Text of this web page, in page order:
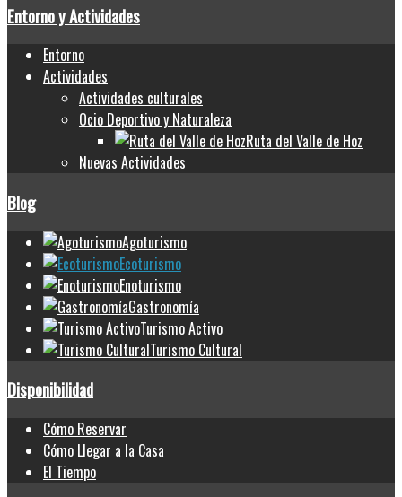
Entorno y Actividades
Entorno
Actividades
Actividades culturales
Ocio Deportivo y Naturaleza
Ruta del Valle de Hoz
Nuevas Actividades
Blog
Agoturismo
Ecoturismo
Enoturismo
Gastronomía
Turismo Activo
Turismo Cultural
Disponibilidad
Cómo Reservar
Cómo Llegar a la Casa
El Tiempo